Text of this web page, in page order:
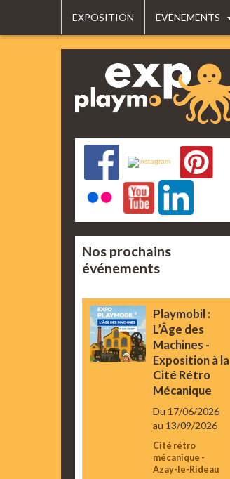
EXPOSITION EVENEMENTS
Nos prochains
événements
Playmobil :
L’Âge des
Machines -
Exposition à la
Cité Rétro
Mécanique
Du 17/06/2026
au 13/09/2026
Cité rétro
mécanique -
Azay-le-Rideau